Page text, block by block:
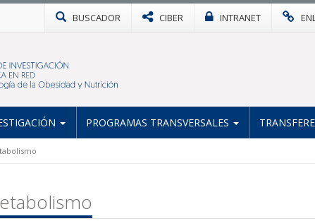
BUSCADOR CIBER INTRANET
PROGRAMAS TRANSVERSALES